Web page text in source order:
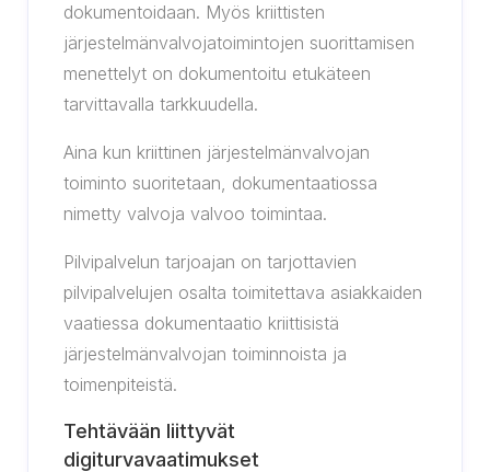
dokumentoidaan. Myös kriittisten
järjestelmänvalvojatoimintojen suorittamisen
menettelyt on dokumentoitu etukäteen
tarvittavalla tarkkuudella.
Aina kun kriittinen järjestelmänvalvojan
toiminto suoritetaan, dokumentaatiossa
nimetty valvoja valvoo toimintaa.
Pilvipalvelun tarjoajan on tarjottavien
pilvipalvelujen osalta toimitettava asiakkaiden
vaatiessa dokumentaatio kriittisistä
järjestelmänvalvojan toiminnoista ja
toimenpiteistä.
Tehtävään liittyvät
digiturvavaatimukset